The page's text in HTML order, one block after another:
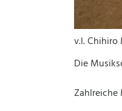
v.l. Chihiro
Die
Zahlreiche